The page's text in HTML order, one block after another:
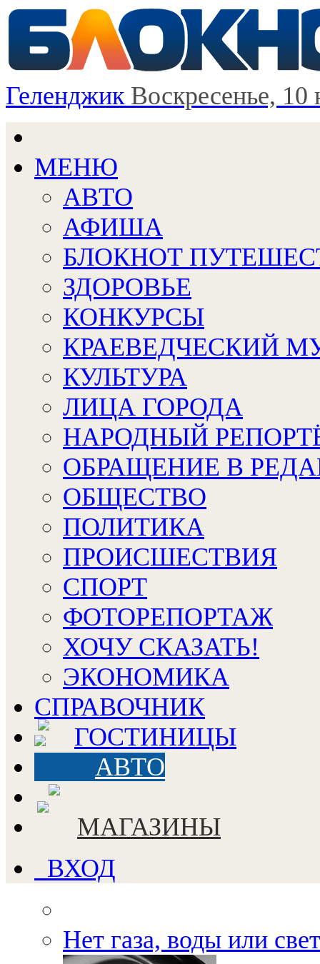
Геленджик Воскресенье, 10
МЕНЮ
АВТО
АФИША
БЛОКНОТ
ЗДОРОВЬЕ
КОНКУРСЫ
КРАЕВЕДЧЕСКИЙ
КУЛЬТУРА
ЛИЦА ГОРОДА
НАРОДНЫЙ
ОБРАЩЕНИЕ В
ОБЩЕСТВО
ПОЛИТИКА
ПРОИСШЕСТВИЯ
СПОРТ
ФОТОРЕПОРТАЖ
ХОЧУ СКАЗАТЬ!
ЭКОНОМИКА
СПРАВОЧНИК
ГОСТИНИЦЫ
АВТО
МАГАЗИНЫ
ВХОД
Нет газа, воды или